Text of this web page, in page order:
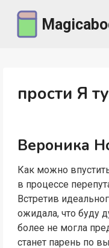
содержимому
прости Я
Вероника
Как можно
в процессе
Встретив
ожидала, что буду
более не могла
станет парень по